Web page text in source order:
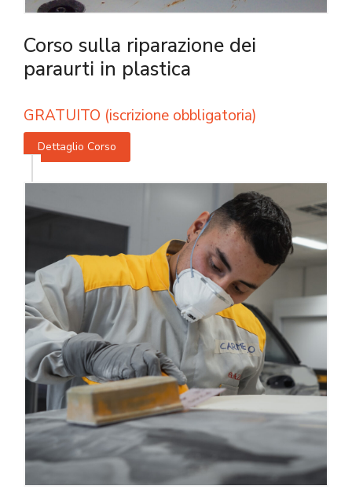
Corso sulla riparazione dei
paraurti in plastica
GRATUITO (iscrizione obbligatoria)
Dettaglio Corso